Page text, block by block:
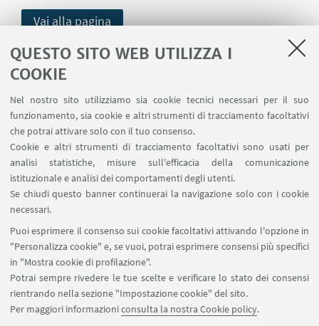
QUESTO SITO WEB UTILIZZA I
COOKIE
Nel nostro sito utilizziamo sia cookie tecnici necessari per il suo
funzionamento, sia cookie e altri strumenti di tracciamento facoltativi
che potrai attivare solo con il tuo consenso.
Cookie e altri strumenti di tracciamento facoltativi sono usati per
analisi statistiche, misure sull'efficacia della comunicazione
istituzionale e analisi dei comportamenti degli utenti.
Se chiudi questo banner continuerai la navigazione solo con i cookie
necessari.
Puoi esprimere il consenso sui cookie facoltativi attivando l'opzione in
"Personalizza cookie" e, se vuoi, potrai esprimere consensi più specifici
in "Mostra cookie di profilazione".
Potrai sempre rivedere le tue scelte e verificare lo stato dei consensi
rientrando nella sezione "Impostazione cookie" del sito.
Per maggiori informazioniconsulta la nostra Cookie policy.
Vai alla pagina
SIRIUS è parte del progetto CHANGES,
finanziato dal Piano Nazionale di Ripresa e
Resilienza (PNRR), Missione 4 (Istruzione e
ricerca), Componente 2 (Dalla Ricerca
all’Impresa), Investimento 1.3 (Partenariati
Estesi), Tematica 5 (Cultura umanistica e